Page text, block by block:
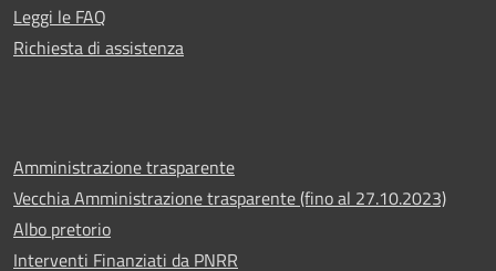
Leggi le FAQ
Richiesta di assistenza
Amministrazione trasparente
Vecchia Amministrazione trasparente (fino al 27.10.2023)
Albo pretorio
Interventi Finanziati da PNRR